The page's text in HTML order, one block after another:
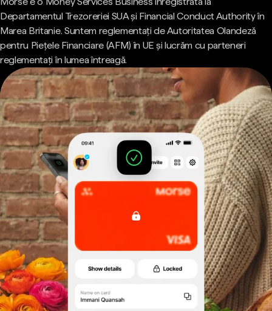
Departamentul Trezoreriei SUA și Financial Conduct Authority în
Marea Britanie. Suntem reglementați de Autoritatea Olandeză
pentru Piețele Financiare (AFM) în UE și lucrăm cu parteneri
reglementați în lumea întreagă.